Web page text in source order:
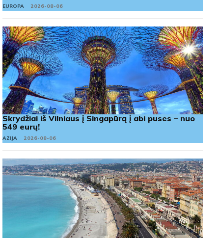
EUROPA 2026-08-06
Skrydžiai iš Vilniaus į Singapūrą į abi puses – nuo
549 eurų!
AZIJA 2026-08-06